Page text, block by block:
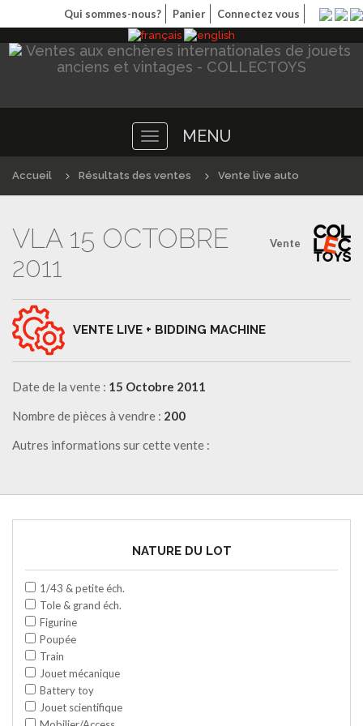
Qui sommes-nous? Panier Connectez vous
Toggle
navigation
MENU
Accueil Résultats des ventes Vente live auto
Vente
VLA 15 OCTOBRE
2011
VENTE LIVE + BIDDING MACHINE
Date de la vente : 15 Octobre 2011
Nombre de pièces à vendre : 200
Autres informations sur cette vente :
NATURE DU LOT
1/43 & petite éch.
Tole & grand éch.
Figurine
Poupée
Train
Jouet mécanique
Battery toy
Jouet scientifique